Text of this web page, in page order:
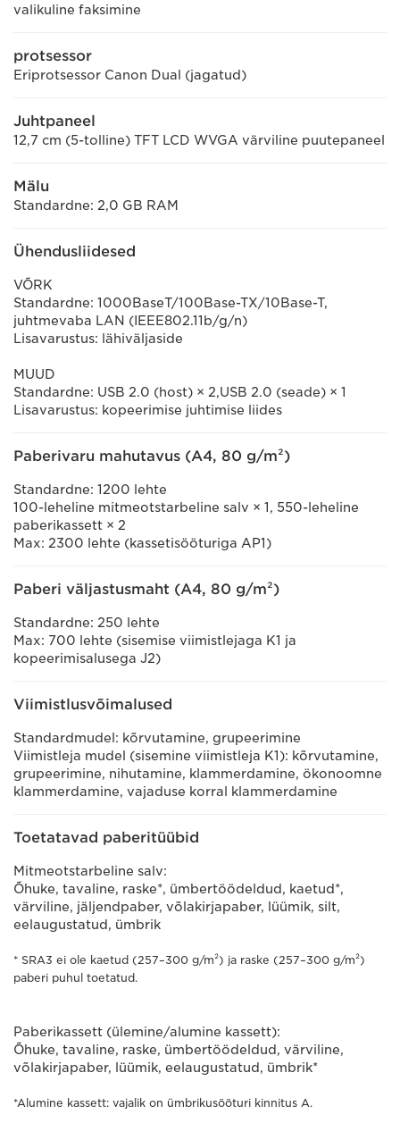
valikuline faksimine
protsessor
Eriprotsessor Canon Dual (jagatud)
Juhtpaneel
12,7 cm (5-tolline) TFT LCD WVGA värviline puutepaneel
Mälu
Standardne: 2,0 GB RAM
Ühendusliidesed
VÕRK
Standardne: 1000BaseT/100Base-TX/10Base-T,
juhtmevaba LAN (IEEE802.11b/g/n)
Lisavarustus: lähiväljaside
MUUD
Standardne: USB 2.0 (host) × 2,USB 2.0 (seade) × 1
Lisavarustus: kopeerimise juhtimise liides
Paberivaru mahutavus (A4, 80 g/m²)
Standardne: 1200 lehte
100-leheline mitmeotstarbeline salv × 1, 550-leheline
paberikassett × 2
Max: 2300 lehte (kassetisööturiga AP1)
Paberi väljastusmaht (A4, 80 g/m²)
Standardne: 250 lehte
Max: 700 lehte (sisemise viimistlejaga K1 ja
kopeerimisalusega J2)
Viimistlusvõimalused
Standardmudel: kõrvutamine, grupeerimine
Viimistleja mudel (sisemine viimistleja K1): kõrvutamine,
grupeerimine, nihutamine, klammerdamine, ökonoomne
klammerdamine, vajaduse korral klammerdamine
Toetatavad paberitüübid
Mitmeotstarbeline salv:
Õhuke, tavaline, raske*, ümbertöödeldud, kaetud*,
värviline, jäljendpaber, võlakirjapaber, lüümik, silt,
eelaugustatud, ümbrik
* SRA3 ei ole kaetud (257–300 g/m²) ja raske (257–300 g/m²)
paberi puhul toetatud.
Paberikassett (ülemine/alumine kassett):
Õhuke, tavaline, raske, ümbertöödeldud, värviline,
võlakirjapaber, lüümik, eelaugustatud, ümbrik*
*Alumine kassett: vajalik on ümbrikusööturi kinnitus A.